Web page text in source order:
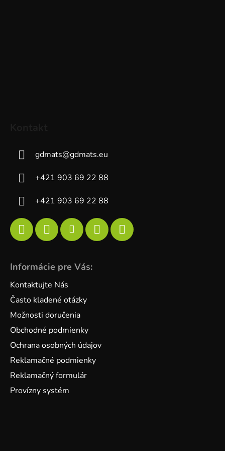
gdmats@gdmats.eu
+421 903 69 22 88
+421 903 69 22 88
Informácie pre Vás:
Kontaktujte Nás
Často kladené otázky
Možnosti doručenia
Obchodné podmienky
Ochrana osobných údajov
Reklamačné podmienky
Reklamačný formulár
Provízny systém